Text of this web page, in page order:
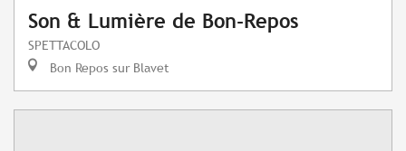
Son & Lumière de Bon-Repos
SPETTACOLO
Bon Repos sur Blavet